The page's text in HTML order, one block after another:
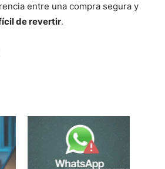
entre una compra segura y
de revertir.